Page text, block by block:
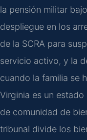
la pensión militar
despliegue en los
de la SCRA para
servicio activo, y la
cuando la familia se
Virginia es un
de comunidad de
tribunal divide los